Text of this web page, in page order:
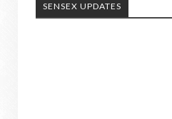
SENSEX UPDATES